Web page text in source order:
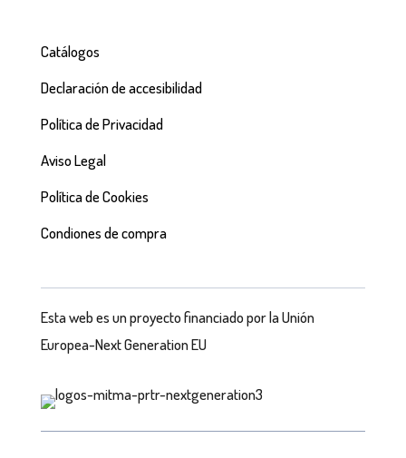
Catálogos
Declaración de accesibilidad
Política de Privacidad
Aviso Legal
Política de Cookies
Condiones de compra
Esta web es un proyecto financiado por la Unión
Europea-Next Generation EU